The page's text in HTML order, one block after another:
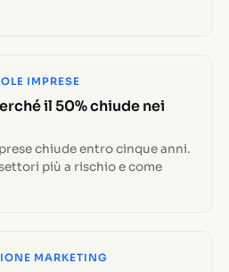
IMPRESE
il 50% chiude nei
chiude entro cinque anni.
più a rischio e come
MARKETING